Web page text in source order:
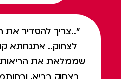
"..צריך להסדיר את
לצחוק.. אתנחתא
שממלאת את הריאות,